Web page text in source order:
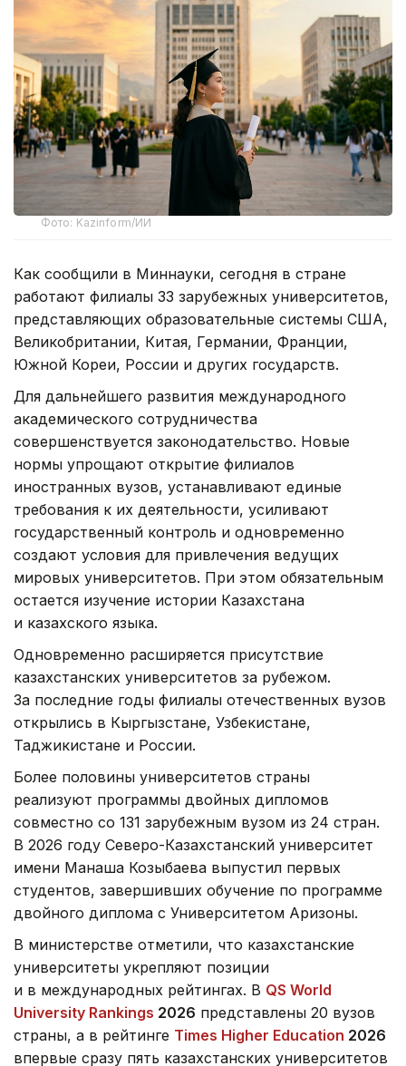
Фото: Kazinform/ИИ
Как сообщили в Миннауки, сегодня в стране
работают филиалы 33 зарубежных университетов,
представляющих образовательные системы США,
Великобритании, Китая, Германии, Франции,
Южной Кореи, России и других государств.
Для дальнейшего развития международного
академического сотрудничества
совершенствуется законодательство. Новые
нормы упрощают открытие филиалов
иностранных вузов, устанавливают единые
требования к их деятельности, усиливают
государственный контроль и одновременно
создают условия для привлечения ведущих
мировых университетов. При этом обязательным
остается изучение истории Казахстана
и казахского языка.
Одновременно расширяется присутствие
казахстанских университетов за рубежом.
За последние годы филиалы отечественных вузов
открылись в Кыргызстане, Узбекистане,
Таджикистане и России.
Более половины университетов страны
реализуют программы двойных дипломов
совместно со 131 зарубежным вузом из 24 стран.
В 2026 году Северо-Казахстанский университет
имени Манаша Козыбаева выпустил первых
студентов, завершивших обучение по программе
двойного диплома с Университетом Аризоны.
В министерстве отметили, что казахстанские
университеты укрепляют позиции
и в международных рейтингах. В QS World
University Rankings 2026 представлены 20 вузов
страны, а в рейтинге Times Higher Education 2026
впервые сразу пять казахстанских университетов